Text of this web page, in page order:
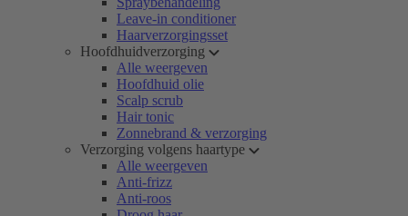
Leave-in conditioner
Haarverzorgingsset
Hoofdhuidverzorging
Alle weergeven
Hoofdhuid olie
Scalp scrub
Hair tonic
Zonnebrand & verzorging
Verzorging volgens haartype
Alle weergeven
Anti-frizz
Anti-roos